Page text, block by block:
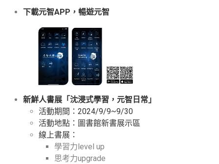
下載元智APP，暢遊元智
新鮮人書展「沈浸式學習，元智日常」
活動期間：2024/9/9~9/30
活動地點：圖書館新書展示區
線上書展：
學習力level up
思考力upgrade